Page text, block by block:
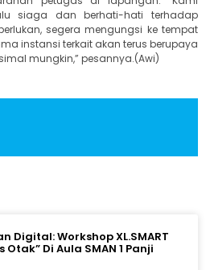
siaga dan berhati-hati terhadap
segera mengungsi ke tempat
instansi terkait akan terus berupaya
mungkin,” pesannya.(Awi)
Digital: Workshop XL.SMART
Di Aula SMAN 1 Panji